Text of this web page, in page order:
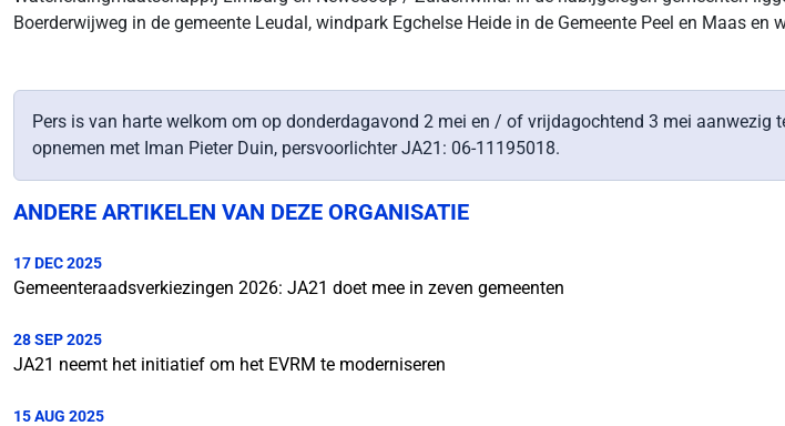
Boerderwijweg in de gemeente Leudal, windpark Egchelse Heide in de Gemeente Peel en Maas en
Pers is van harte welkom om op donderdagavond 2 mei en / of vrijdagochtend 3 mei
opnemen met Iman Pieter Duin, persvoorlichter JA21: 06-11195018.
ANDERE ARTIKELEN VAN DEZE ORGANISATIE
17 DEC 2025
Gemeenteraadsverkiezingen 2026: JA21 doet mee in zeven gemeenten
28 SEP 2025
JA21 neemt het initiatief om het EVRM te moderniseren
15 AUG 2025